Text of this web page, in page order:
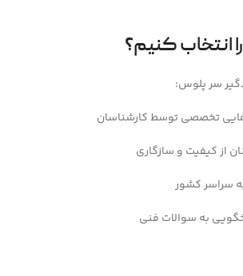
را انتخاب کنیم؟
سر پلوس:
تخصصی توسط کارشناسان
از کیفیت و سازگاری
سراسر کشور
به سوالات فنی